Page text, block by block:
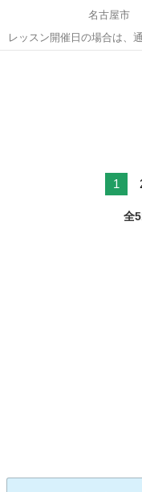
名古屋市
レッスン開催日の場合は、
なります。 授業の前か後に、詳しいカリキュラムや進め方や、求めら
1
全